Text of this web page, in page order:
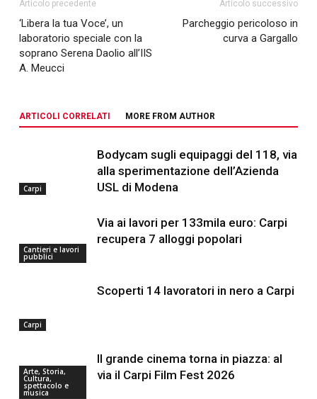
Articolo precedente
‘Libera la tua Voce’, un
laboratorio speciale con la
soprano Serena Daolio all’IIS
A. Meucci
Articolo successivo
Parcheggio pericoloso in
curva a Gargallo
ARTICOLI CORRELATI MORE FROM AUTHOR
Carpi
Bodycam sugli equipaggi del 118, via
alla sperimentazione dell’Azienda
USL di Modena
Cantieri e lavori
pubblici
Via ai lavori per 133mila euro: Carpi
recupera 7 alloggi popolari
Carpi
Scoperti 14 lavoratori in nero a Carpi
Arte, Storia,
Cultura,
spettacolo e
musica
Il grande cinema torna in piazza: al
via il Carpi Film Fest 2026